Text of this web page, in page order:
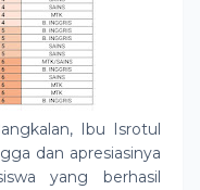
Ibu Isrotul
dan apresiasinya
yang berhasil